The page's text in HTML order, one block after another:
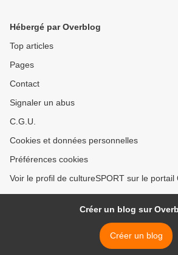
Hébergé par Overblog
Top articles
Pages
Contact
Signaler un abus
C.G.U.
Cookies et données personnelles
Préférences cookies
Voir le profil de cultureSPORT sur le portail
Créer un blog sur
Créer un blog